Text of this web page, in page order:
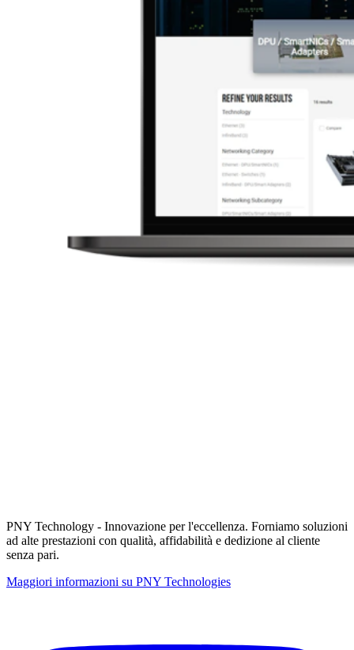
PNY Technology - Innovazione per l'eccellenza. Forniamo soluzioni
ad alte prestazioni con qualità, affidabilità e dedizione al cliente
senza pari.
Maggiori informazioni su PNY Technologies